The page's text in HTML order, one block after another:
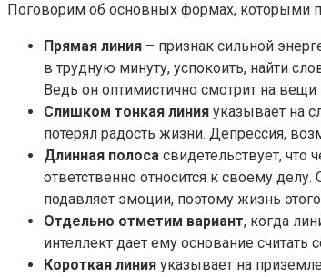
Поговорим об основных формах, которыми
Прямая линия – признак сильной
в трудную минуту, успокоить, найти
Ведь он оптимистично смотрит на вещи
Слишком тонкая линия указывает на
потерял радость жизни. Депрессия,
Длинная полоса свидетельствует,
ответственно относится к своему
подавляет эмоции, поэтому жизнь
Отдельно отметим вариант, когда
интеллект дает ему основание
Короткая линия указывает на